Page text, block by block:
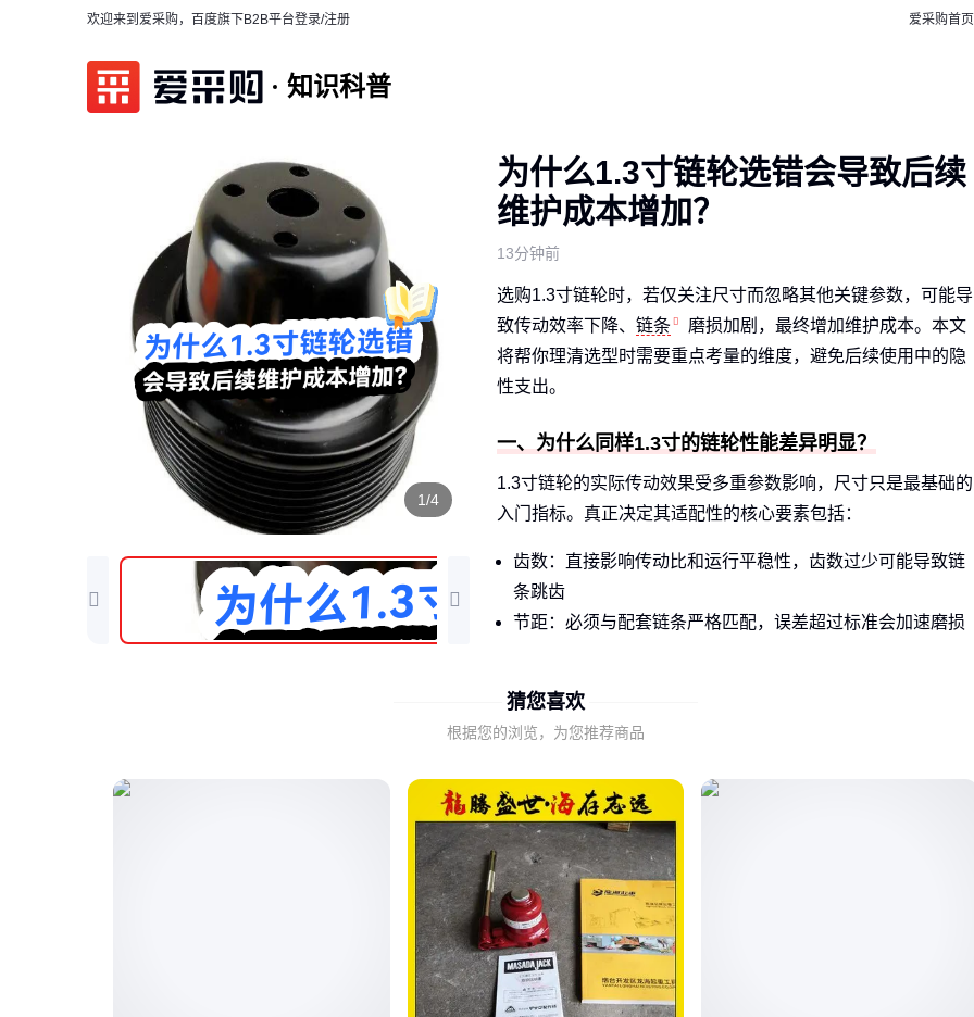
欢迎来到爱采购，百度旗下B2B平台登录/注册 爱采购首页
知识科普
1/4
为什么1.3寸链轮选错会导致后续
维护成本增加？
13分钟前
选购1.3寸链轮时，若仅关注尺寸而忽略其他关键参数，可能导
致传动效率下降、 链条
磨损加剧，最终增加维护成本。本文
将帮你理清选型时需要重点考量的维度，避免后续使用中的隐
性支出。
一、为什么同样1.3寸的链轮性能差异明显？
1.3寸链轮的实际传动效果受多重参数影响，尺寸只是最基础的
入门指标。真正决定其适配性的核心要素包括：
齿数：直接影响传动比和运行平稳性，齿数过少可能导致链
条跳齿
节距：必须与配套链条严格匹配，误差超过标准会加速磨损
这些参数的组合决定了链轮是否适合你的具体负载要求和运转
环境，仅凭尺寸无法做出准确判断。
二、不同场景对1.3寸链轮的特殊要求
工业机械、摩托车和自行车虽然都可能使用1.3寸链轮，但对性
能的需求重点截然不同：
工业设备更关注连续运转下的抗疲劳特性，需要强化热处理
工艺
摩托车传动系统要求更高的瞬时扭矩承受能力，对齿形精度
更敏感
猜您喜欢
根据您的浏览，为您推荐商品